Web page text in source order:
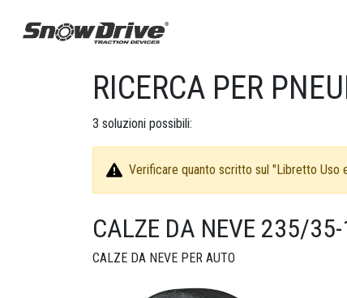
RICERCA PER
3 soluzioni possibili:
Verificare quanto scritto sul "Libretto Uso
CALZE DA NEVE 235/
CALZE DA NEVE PER AUTO